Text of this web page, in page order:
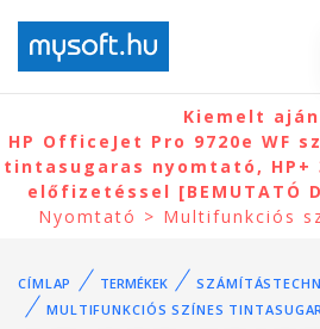
Kiemelt
HP OfficeJet Pro 9720e WF
tintasugaras nyomtató, HP+
előfizetéssel [BEMUTATÓ
Nyomtató > Multifunkciós
CÍMLAP TERMÉKEK
MULTIFUNKCIÓS SZÍNES